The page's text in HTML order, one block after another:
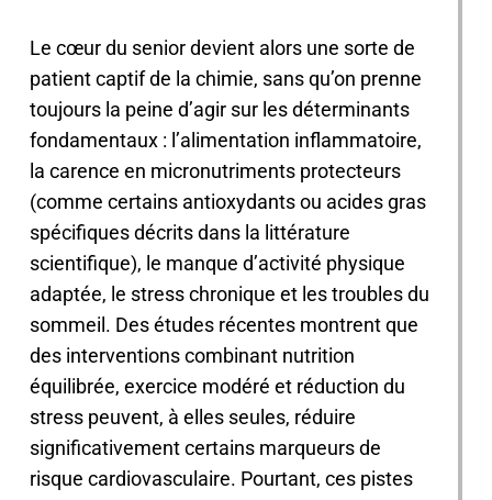
Le cœur du senior devient alors une sorte de
patient captif de la chimie, sans qu’on prenne
toujours la peine d’agir sur les déterminants
fondamentaux : l’alimentation inflammatoire,
la carence en micronutriments protecteurs
(comme certains antioxydants ou acides gras
spécifiques décrits dans la littérature
scientifique), le manque d’activité physique
adaptée, le stress chronique et les troubles du
sommeil. Des études récentes montrent que
des interventions combinant nutrition
équilibrée, exercice modéré et réduction du
stress peuvent, à elles seules, réduire
significativement certains marqueurs de
risque cardiovasculaire. Pourtant, ces pistes